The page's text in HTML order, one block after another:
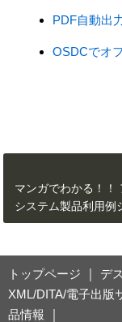
PDF自動出
OSDCでオ
マンガでわかる！！
システム製品利用例
トップページ デ
XML/DITA/電子出版
品情報